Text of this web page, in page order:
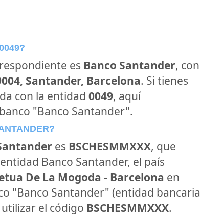
es Banco Santander, con
Santander, Barcelona. Si tienes
con la entidad 0049, aquí
"Banco Santander".
es BSCHESMMXXX, que
Banco Santander, el país
De La Mogoda - Barcelona en
"Banco Santander" (entidad bancaria
el código BSCHESMMXXX.